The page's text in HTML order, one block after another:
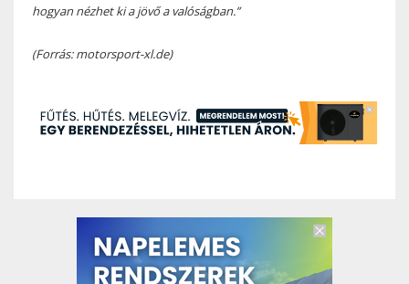
hogyan nézhet ki a jövő a valóságban.”
(Forrás: motorsport-xl.de)